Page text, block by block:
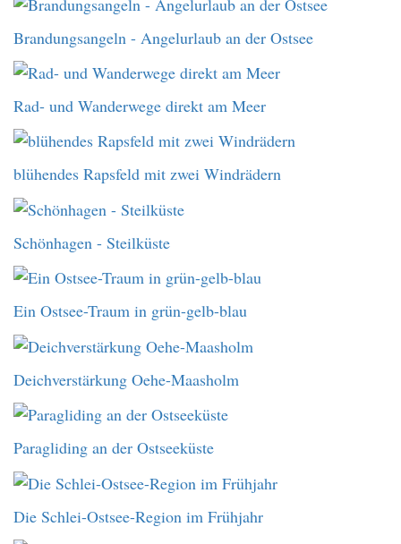
Brandungsangeln - Angelurlaub an der Ostsee
Rad- und Wanderwege direkt am Meer
blühendes Rapsfeld mit zwei Windrädern
Schönhagen - Steilküste
Ein Ostsee-Traum in grün-gelb-blau
Deichverstärkung Oehe-Maasholm
Paragliding an der Ostseeküste
Die Schlei-Ostsee-Region im Frühjahr